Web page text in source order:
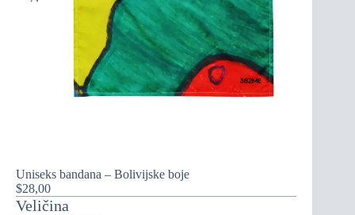
Uniseks bandana – Bolivijske boje
$28,00
Veličina